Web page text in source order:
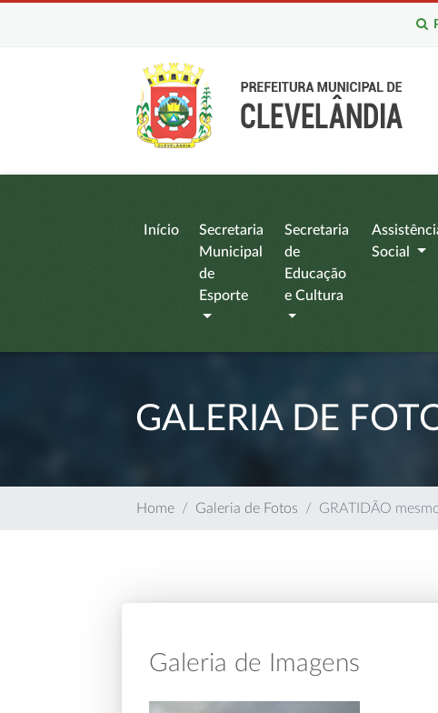
Início
Secretaria
Municipal
de
Esporte
Secretaria
de
Educação
e Cultura
Social
GALERIA DE
Home Galeria de Fotos GRATIDÃO
Galeria de Imagens